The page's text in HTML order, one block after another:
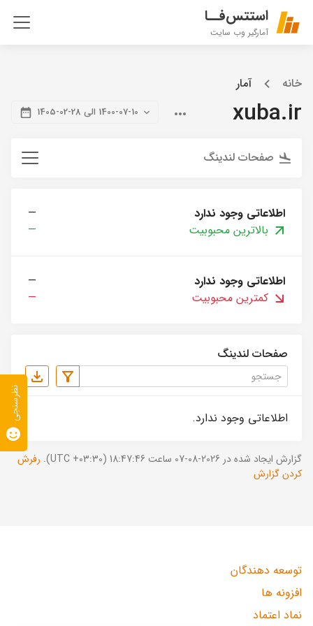
استتس‌فــا
آمارگیر وب سایت
خانه آمار
xuba.ir 1400-07-10 الی 28-02-1405
صفحات لندینگ
اطلاعاتی وجود ندارد
—
بالاترین محبوبیت
—
اطلاعاتی وجود ندارد
—
کمترین محبوبیت
—
صفحات لندینگ
اطلاعاتی وجود ندارد.
گزارش ایجاد شده در 2026-08-07 ساعت 18:47:46 (UTC +03:30).
رفرش
کردن گزارش
توسعه دهندگان
افزونه ها
نماد اعتماد
نظرسنجی